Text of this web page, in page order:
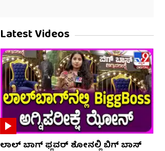
Latest Videos
ಲಾಲ್ ಬಾಗ್ ಫ್ಲವರ್ ಶೋನಲ್ಲಿ ಬಿಗ್ ಬಾಸ್